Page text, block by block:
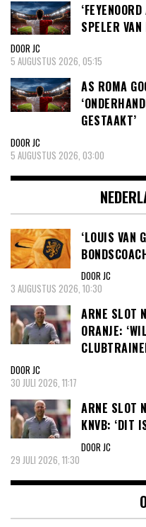
SPELER VAN
DOOR JC
5 AUGUSTUS 2026, 05:15
AS ROMA
GESTAAKT’
DOOR JC
5 AUGUSTUS 2026, 03:00
‘LOUIS VAN
DOOR JC
3 AUGUSTUS 2026, 10:30
ARNE SLOT
ORANJE:
DOOR JC
30 JULI 2026, 11:17
ARNE SLOT
KNVB: ‘DIT
DOOR JC
29 JULI 2026, 11:30